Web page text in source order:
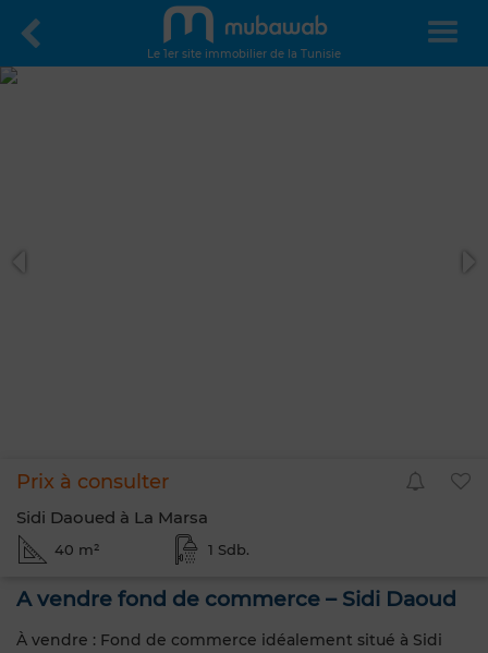
Le 1er site immobilier de la Tunisie
Prix à consulter
Sidi Daoued à La Marsa
40 m² 1 Sdb.
A vendre fond de commerce – Sidi Daoud
À vendre : Fond de commerce idéalement situé à Sidi